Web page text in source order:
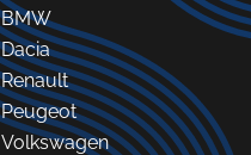
BMW
Dacia
Renault
Peugeot
Volkswagen